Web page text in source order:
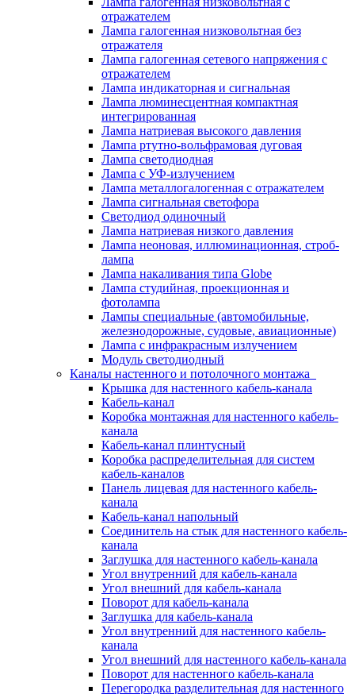
отражателем
Лампа галогенная низковольтная без
отражателя
Лампа галогенная сетевого напряжения с
отражателем
Лампа индикаторная и сигнальная
Лампа люминесцентная компактная
интегрированная
Лампа натриевая высокого давления
Лампа ртутно-вольфрамовая дуговая
Лампа светодиодная
Лампа с УФ-излучением
Лампа металлогалогенная с отражателем
Лампа сигнальная светофора
Светодиод одиночный
Лампа натриевая низкого давления
Лампа неоновая, иллюминационная, строб-
лампа
Лампа накаливания типа Globe
Лампа студийная, проекционная и
фотолампа
Лампы специальные (автомобильные,
железнодорожные, судовые, авиационные)
Лампа с инфракрасным излучением
Модуль светодиодный
Каналы настенного и потолочного монтажа
Крышка для настенного кабель-канала
Кабель-канал
Коробка монтажная для настенного кабель-
канала
Кабель-канал плинтусный
Коробка распределительная для систем
кабель-каналов
Панель лицевая для настенного кабель-
канала
Кабель-канал напольный
Соединитель на стык для настенного кабель-
канала
Заглушка для настенного кабель-канала
Угол внутренний для кабель-канала
Угол внешний для кабель-канала
Поворот для кабель-канала
Заглушка для кабель-канала
Угол внутренний для настенного кабель-
канала
Угол внешний для настенного кабель-канала
Поворот для настенного кабель-канала
Перегородка разделительная для настенного